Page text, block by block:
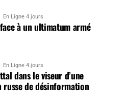
En Ligne 4 jours
à un ultimatum armé
En Ligne 4 jours
dans le viseur d’une
russe de désinformation